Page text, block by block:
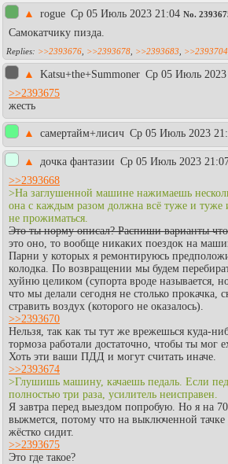
▲ rogue Ср 05 Июль 2023 21:04 No.
Самокатчику пизда.
>>2393676 >>2393678 >>2393683 >>2393704
▲ Katsu+the+Summoner Ср 05 Июль 2023
>>2393675
жесть
▲ самертайм+лисич Ср 05 Июль 2023
▲ дочка фантазии Ср 05 Июль 2023
>>2393668
>На заглушенной машине нажимаешь
она с каждым разом должна всё туже и туже
не прожиматься.
Это ты норму описал? Распиши варианты что
это оно, то вообще никаких поездок на
Парни у которых я ремонтируюсь
колодка. По возвращении мы будем
хуйню целиком (супорта вроде называется,
что мы делали сегодня не столько прокачка,
стравить воздух (которого не оказалось).
>>2393670
Нельзя, так как ты тут же врежешься куда-
тормоза работали достаточно, чтобы ты мог
Хоть эти ваши ПДД и могут считать иначе.
>>2393674
>Глушишь машину, качаешь педаль. Если
полностью три раза, усилитель неисправен.
Я завтра перед выездом попробую. Но я на
выжмется, потому что на выключенной тачке
жёстко сидит.
>>2393675
Это где такое?